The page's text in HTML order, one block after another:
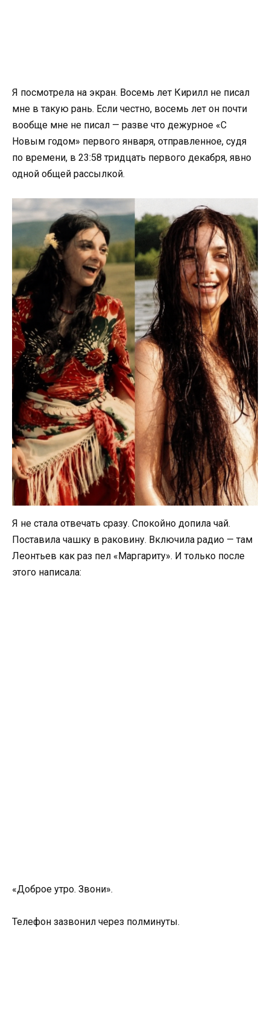
Я посмотрела на экран. Восемь лет Кирилл не писал
мне в такую рань. Если честно, восемь лет он почти
вообще мне не писал — разве что дежурное «С
Новым годом» первого января, отправленное, судя
по времени, в 23:58 тридцать первого декабря, явно
одной общей рассылкой.
Я не стала отвечать сразу. Спокойно допила чай.
Поставила чашку в раковину. Включила радио — там
Леонтьев как раз пел «Маргариту». И только после
этого написала:
«Доброе утро. Звони».
Телефон зазвонил через полминуты.